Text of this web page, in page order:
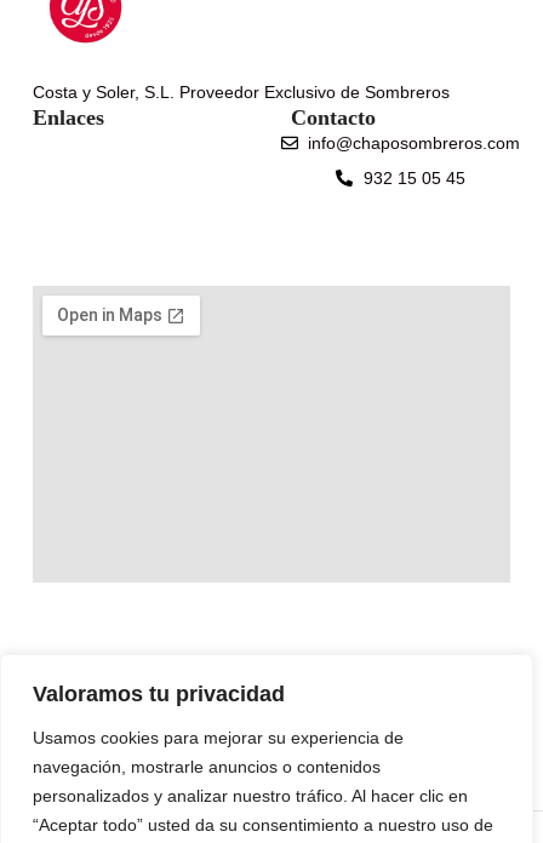
Valoramos tu privacidad
Usamos cookies para mejorar su experiencia de
navegación, mostrarle anuncios o contenidos
personalizados y analizar nuestro tráfico. Al hacer clic en
“Aceptar todo” usted da su consentimiento a nuestro uso de
Costa y Soler, S.L. Proveedor Exclusivo de Sombreros
Enlaces Contacto
info@chaposombreros.com
932 15 05 45